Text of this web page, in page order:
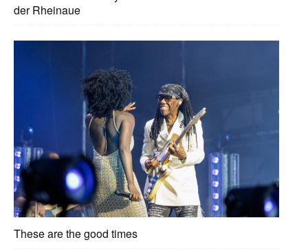
der Rheinaue
These are the good times